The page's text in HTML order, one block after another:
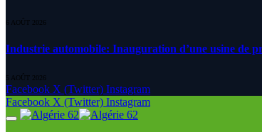
6 AOÛT 2026
Industrie automobile: Inauguration d’une usine de
5 AOÛT 2026
Facebook X (Twitter) Instagram
Facebook X (Twitter) Instagram